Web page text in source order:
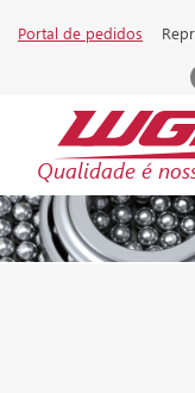
Portal de pedidos
Qualidade é